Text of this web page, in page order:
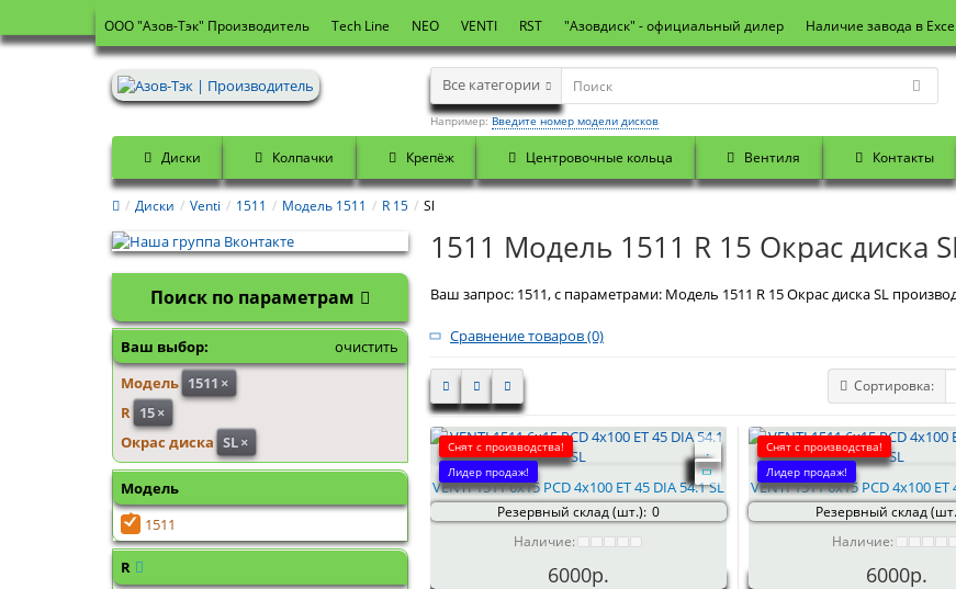
OOO "Азов-Тэк" Производитель Tech Line NEO VENTI RST "Азовдиск" - официальный дилер Наличие завода в
Все категории
Например:Введите номер модели дисков
Диски Колпачки Крепёж Центровочные кольца Вентиля Контакты
Диски Venti 1511 Модель 1511 R 15 Sl
Поиск по параметрам
Ваш выбор:
очистить
Модель 1511 ×
R 15×
Окрас диска SL×
Модель
1511
R
1511 Модель 1511 R 15 Окрас диска
Ваш запрос: 1511, с параметрами: Модель 1511 R 15 Окрас диска SL
Сравнение товаров (0)
Сортировка:
Снят с производства!
Лидер продаж!
VENTI 1511 6x15 PCD 4x100 ET 45 DIA 54.1 SL
Резервный склад (шт.): 0
Наличие:
6000р.
Снят с производства!
Лидер продаж!
VENTI 1511 6x15 PCD 4x100 ET
Резервный склад
Наличие:
6000р.